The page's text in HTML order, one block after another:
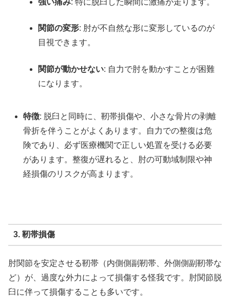
強い痛み: 特に脱臼した瞬間に激痛が走ります。
関節の変形: 肘が不自然な形に変形しているのが
目視できます。
関節が動かせない: 自力で肘を動かすことが困難
になります。
特徴: 脱臼と同時に、靭帯損傷や、小さな骨片の剥離
骨折を伴うことがよくあります。自力での整復は危
険であり、必ず医療機関で正しい処置を受ける必要
があります。整復が遅れると、肘の可動域制限や神
経損傷のリスクが高まります。
3. 靭帯損傷
肘関節を安定させる靭帯（内側側副靭帯、外側側副靭帯な
ど）が、過度な外力によって損傷する怪我です。肘関節脱
臼に伴って損傷することも多いです。